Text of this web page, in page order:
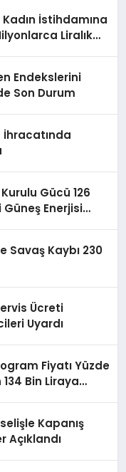
İstihdamına
Liralık
Endekslerini
Son Durum
Gücü 126
Enerjisi
Savaş Kaybı 230
Ücreti
Uyardı
Fiyatı Yüzde
134 Bin Liraya
Kapanış
Açıklandı